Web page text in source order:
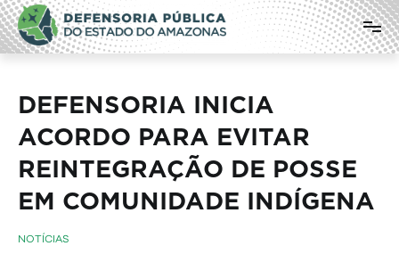
Pular
para
o
conteúdo
Defensoria Pública do Estado do
Amazonas
DEFENSORIA INICIA
ACORDO PARA EVITAR
REINTEGRAÇÃO DE POSSE
EM COMUNIDADE INDÍGENA
NOTÍCIAS